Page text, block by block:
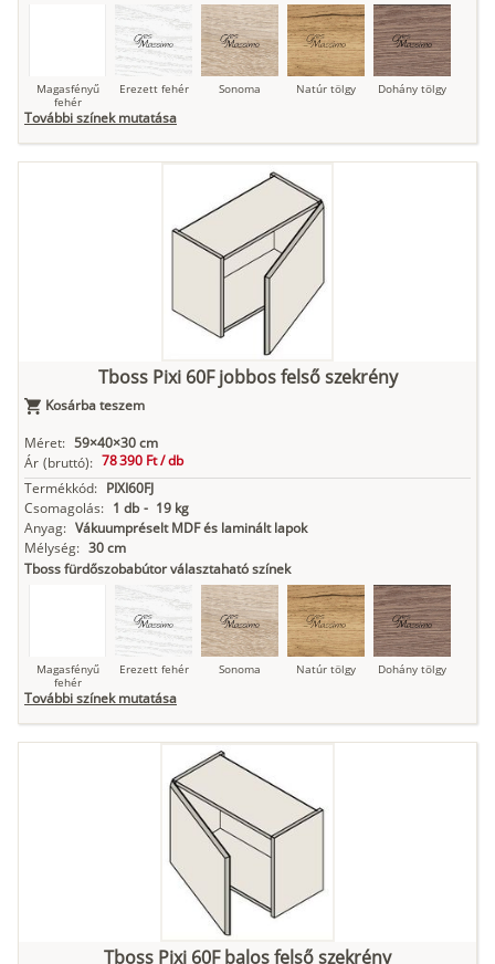
Magasfényű
fehér
Erezett fehér Sonoma Natúr tölgy Dohány tölgy
Loft beton
Szupermatt
fehér
Nádzöld Füstös zöld
Antracit Matt fekete
További színek mutatása
Tboss Pixi 60F jobbos felső szekrény
Kosárba teszem
Méret: 59×40×30 cm
Ár (bruttó): 78 390 Ft /db
Termékkód: PIXI60FJ
Csomagolás: 1 db - 19 kg
Anyag: Vákuumpréselt MDF és laminált lapok
Mélység: 30 cm
Tboss fürdőszobabútor választaható színek
Magasfényű
fehér
Erezett fehér Sonoma Natúr tölgy Dohány tölgy
Grafit fa Loft beton
Nádzöld Füstös zöld
További színek mutatása
Tboss Pixi 60F balos felső szekrény